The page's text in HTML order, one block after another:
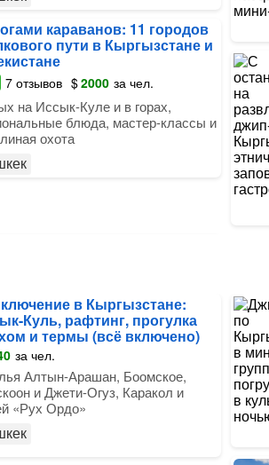
караванов: 11 городов
пути в Кыргызстане и
7 отзывов $2000 за чел.
на Иссык-Куле и в горах,
блюда, мастер-классы и
охота
в Кыргызстане:
Куль, рафтинг, прогулка
и термы (всё включено)
за чел.
Алтын-Арашан, Боомское,
и Джети-Огуз, Каракол и
«Рух Ордо»